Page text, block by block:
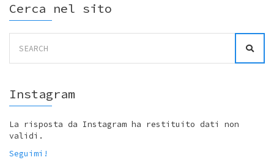
Cerca nel sito
for:
Instagram
La risposta da Instagram ha restituito dati non
validi.
Seguimi!